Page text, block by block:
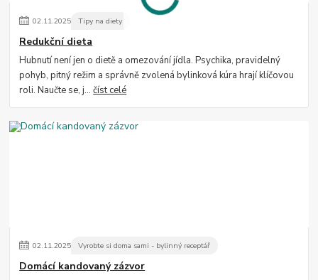
02.11.2025 Tipy na diety
Redukční dieta
Hubnutí není jen o dietě a omezování jídla. Psychika, pravidelný
pohyb, pitný režim a správně zvolená bylinková kúra hrají klíčovou
roli. Naučte se, j...číst celé
02.11.2025 Vyrobte si doma sami - bylinný receptář
Domácí kandovaný zázvor